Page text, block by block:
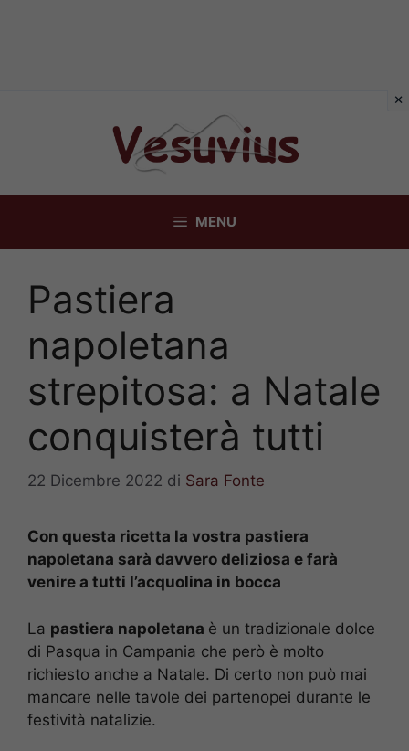
MENU
Pastiera
napoletana
strepitosa: a Natale
conquisterà tutti
22 Dicembre 2022 di Sara Fonte
Con questa ricetta la vostra pastiera
napoletana sarà davvero deliziosa e farà
venire a tutti l’acquolina in bocca
La pastiera napoletana è un tradizionale dolce
di Pasqua in Campania che però è molto
richiesto anche a Natale. Di certo non può mai
mancare nelle tavole dei partenopei durante le
festività natalizie.